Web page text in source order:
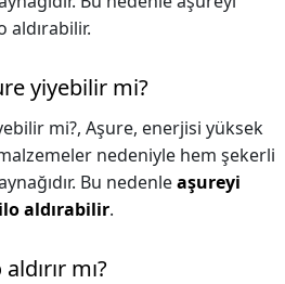
aldırabilir.
yiyebilir mi?
mi?, Aşure, enerjisi yüksek
nedeniyle hem şekerli
Bu nedenleaşureyi
aldırabilir.
mı?